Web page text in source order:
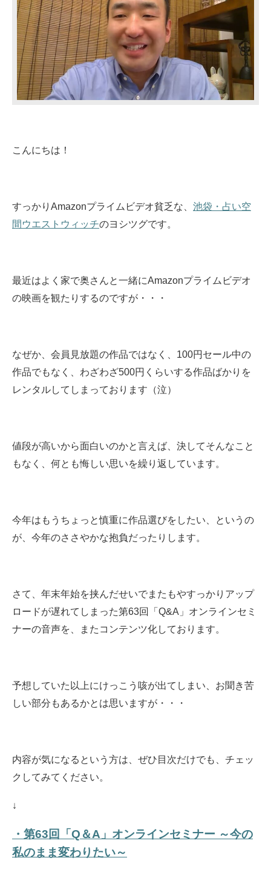
こんにちは！
すっかりAmazonプライムビデオ貧乏な、 池袋・占い空
間ウエストウィッチのヨシツグです。
最近はよく家で奥さんと一緒にAmazonプライムビデオ
の映画を観たりするのですが・・・
なぜか、会員見放題の作品ではなく、100円セール中の
作品でもなく、わざわざ500円くらいする作品ばかりを
レンタルしてしまっております（泣）
値段が高いから面白いのかと言えば、決してそんなこと
もなく、何とも悔しい思いを繰り返しています。
今年はもうちょっと慎重に作品選びをしたい、というの
が、今年のささやかな抱負だったりします。
さて、年末年始を挟んだせいでまたもやすっかりアップ
ロードが遅れてしまった第63回「Q&A」オンラインセミ
ナーの音声を、またコンテンツ化しております。
予想していた以上にけっこう咳が出てしまい、お聞き苦
しい部分もあるかとは思いますが・・・
内容が気になるという方は、ぜひ目次だけでも、チェッ
クしてみてください。
↓
・第63回「Q＆A」オンラインセミナー ～今の
私のまま変わりたい～